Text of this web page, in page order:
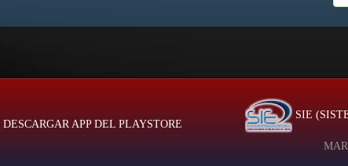
DESCARGAR APP DEL PLAYSTORE
SIE